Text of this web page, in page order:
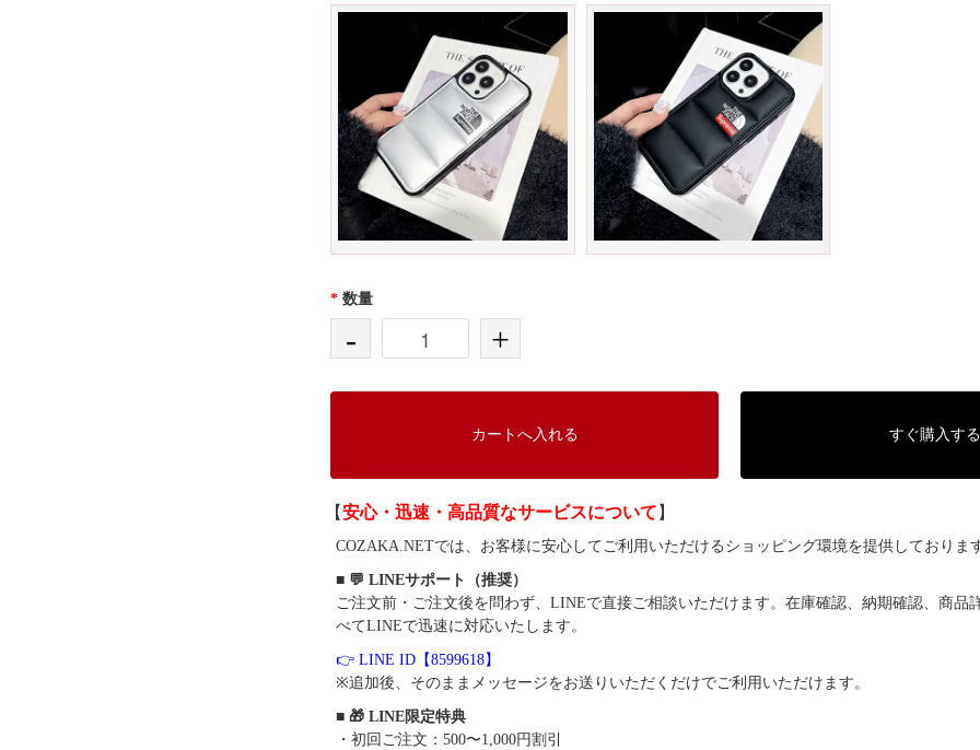
* 数量
- +
カートへ入れる すぐ購入する
【安心・迅速・高品質なサービスについて 】
COZAKA.NETでは、お客様に安心してご利用いただけるショッピング環境を提供しておりま
■ 💬 LINEサポート（推奨）
ご注文前・ご注文後を問わず、LINEで直接ご相談いただけます。在庫確認、納期確認、商品
べてLINEで迅速に対応いたします。
👉 LINE ID【8599618】
※追加後、そのままメッセージをお送りいただくだけでご利用いただけます。
■ 🎁 LINE限定特典
・初回ご注文：500〜1,000円割引